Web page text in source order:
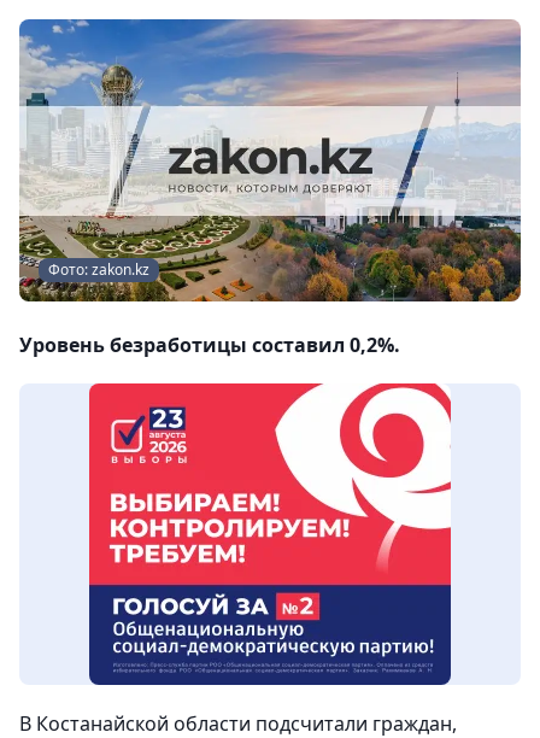
Фото: zakon.kz
Уровень безработицы составил 0,2%.
В Костанайской области подсчитали граждан,